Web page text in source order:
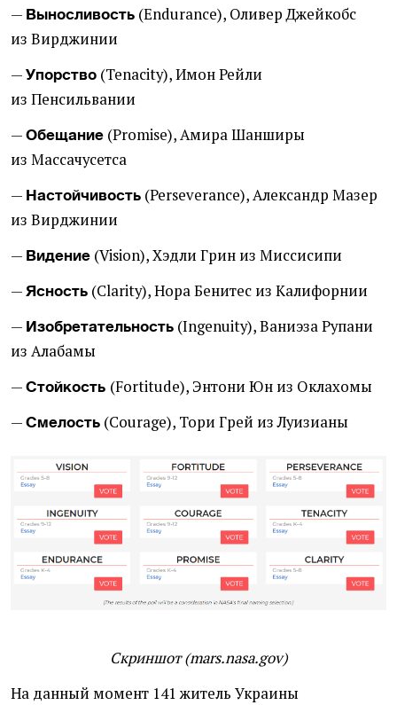
— Выносливость (Endurance), Оливер Джейкобс
из Вирджинии
— Упорство (Tenacity), Имон Рейли
из Пенсильвании
— Обещание (Promise), Амира Шанширы
из Массачусетса
— Настойчивость (Perseverance), Александр Мазер
из Вирджинии
— Видение (Vision), Хэдли Грин из Миссисипи
— Ясность (Clarity), Нора Бенитес из Калифорнии
— Изобретательность (Ingenuity), Ваниэза Рупани
из Алабамы
— Стойкость (Fortitude), Энтони Юн из Оклахомы
— Смелость (Courage), Тори Грей из Луизианы
Скриншот (mars.nasa.gov)
На данный момент 141 житель Украины